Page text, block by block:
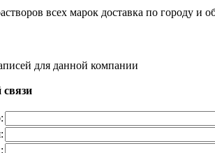
всех марок доставка по городу и
для данной компании